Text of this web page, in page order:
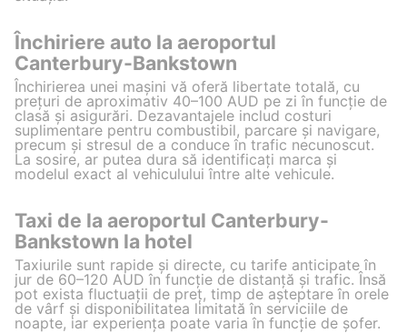
Închiriere auto la aeroportul
Canterbury-Bankstown
Închirierea unei mașini vă oferă libertate totală, cu
prețuri de aproximativ 40–100 AUD pe zi în funcție de
clasă și asigurări. Dezavantajele includ costuri
suplimentare pentru combustibil, parcare și navigare,
precum și stresul de a conduce în trafic necunoscut.
La sosire, ar putea dura să identificați marca și
modelul exact al vehiculului între alte vehicule.
Taxi de la aeroportul Canterbury-
Bankstown la hotel
Taxiurile sunt rapide și directe, cu tarife anticipate în
jur de 60–120 AUD în funcție de distanță și trafic. Însă
pot exista fluctuații de preț, timp de așteptare în orele
de vârf și disponibilitatea limitată în serviciile de
noapte, iar experiența poate varia în funcție de șofer.